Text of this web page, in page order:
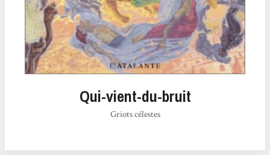
Qui-vient-du-bruit
Griots célestes